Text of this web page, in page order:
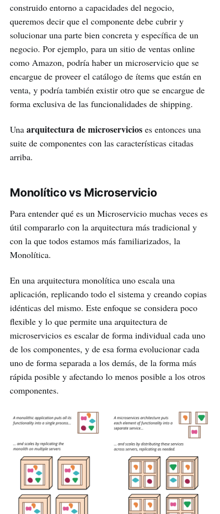
construido entorno a capacidades del negocio,
queremos decir que el componente debe cubrir y
solucionar una parte bien concreta y específica de un
negocio. Por ejemplo, para un sitio de ventas online
como Amazon, podría haber un microservicio que se
encargue de proveer el catálogo de ítems que están en
venta, y podría también existir otro que se encargue de
forma exclusiva de las funcionalidades de shipping.
Una arquitectura de microservicios es entonces una
suite de componentes con las características citadas
arriba.
Monolítico vs Microservicio
Para entender qué es un Microservicio muchas veces es
útil compararlo con la arquitectura más tradicional y
con la que todos estamos más familiarizados, la
Monolítica.
En una arquitectura monolítica uno escala una
aplicación, replicando todo el sistema y creando copias
idénticas del mismo. Este enfoque se considera poco
flexible y lo que permite una arquitectura de
microservicios es escalar de forma individual cada uno
de los componentes, y de esa forma evolucionar cada
uno de forma separada a los demás, de la forma más
rápida posible y afectando lo menos posible a los otros
componentes.